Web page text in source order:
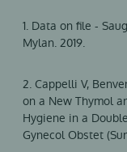
1. Data on file -
Mylan. 2019.
2. Cappelli V,
on a New Thymol
Hygiene in a
Gynecol Obstet